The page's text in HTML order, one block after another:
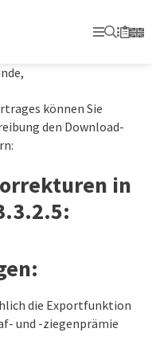
Primary
Suche
können Sie
den Download-
in
die Exportfunktion
und -ziegenprämie